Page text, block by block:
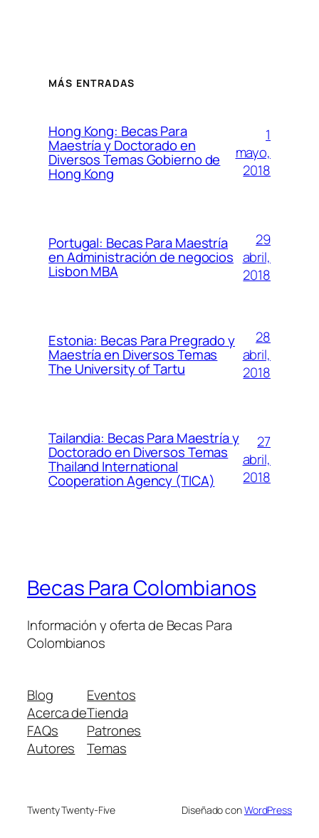
MÁS ENTRADAS
Hong Kong: Becas Para
Maestría y Doctorado en
Diversos Temas Gobierno de
Hong Kong
1
mayo,
2018
Portugal: Becas Para Maestría
en Administración de negocios
Lisbon MBA
29
abril,
2018
Estonia: Becas Para Pregrado y
Maestría en Diversos Temas
The University of Tartu
28
abril,
2018
Tailandia: Becas Para Maestría y
Doctorado en Diversos Temas
Thailand International
Cooperation Agency (TICA)
27
abril,
2018
Becas Para Colombianos
Información y oferta de Becas Para
Colombianos
Blog
Acerca de
FAQs
Autores
Eventos
Tienda
Patrones
Temas
Twenty Twenty-Five Diseñado conWordPress